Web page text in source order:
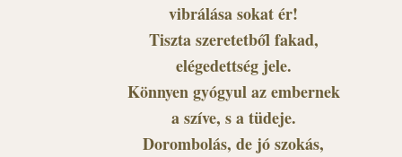
vibrálása sokat ér!
Tiszta szeretetből fakad,
elégedettség jele.
Könnyen gyógyul az embernek
a szíve, s a tüdeje.
Dorombolás, de jó szokás,